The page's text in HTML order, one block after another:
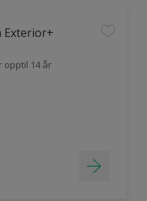
Exterior+
opptil 14 år